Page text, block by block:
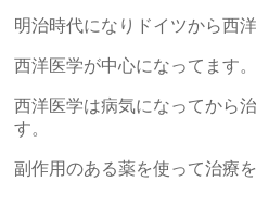
明治時代になりドイツから西
西洋医学が中心になってます。
西洋医学は病気になってから
す。
副作用のある薬を使って治療を